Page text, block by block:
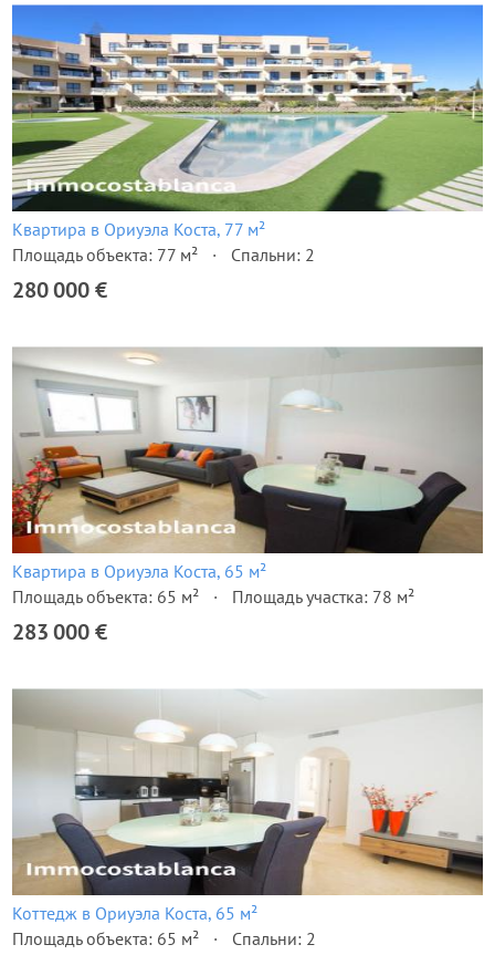
Квартира в Ориуэла Коста, 77 м²
Площадь объекта: 77 м²
Спальни: 2
280 000 €
Квартира в Ориуэла Коста, 65 м²
Площадь объекта: 65 м²
Площадь участка: 78 м²
283 000 €
Коттедж в Ориуэла Коста, 65 м²
Площадь объекта: 65 м²
Спальни: 2